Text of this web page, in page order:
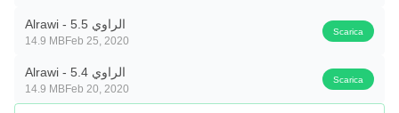
Alrawi - الراوي 5.5
14.9 MBFeb 25, 2020
Scarica
Alrawi - الراوي 5.4
14.9 MBFeb 20, 2020
Scarica